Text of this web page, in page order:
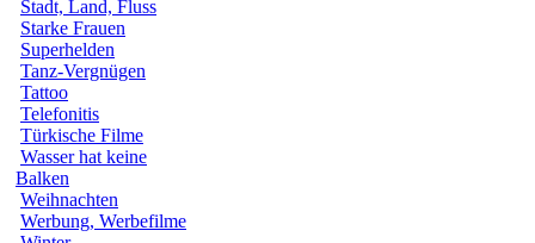
Stadt, Land, Fluss
Starke Frauen
Superhelden
Tanz-Vergnügen
Tattoo
Telefonitis
Türkische Filme
Wasser hat keine
Balken
Weihnachten
Werbung, Werbefilme